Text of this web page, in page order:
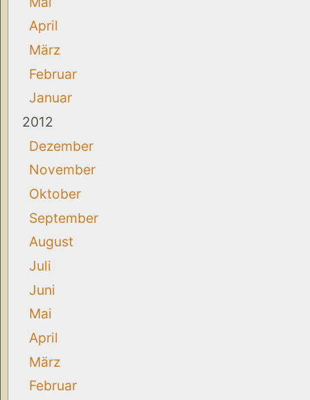
April
März
Februar
Januar
2012
Dezember
November
Oktober
September
August
Juli
Juni
Mai
April
März
Februar